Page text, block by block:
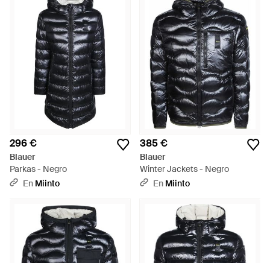
296 €
Blauer
Parkas - Negro
En Miinto
385 €
Blauer
Winter Jackets - Negro
En Miinto